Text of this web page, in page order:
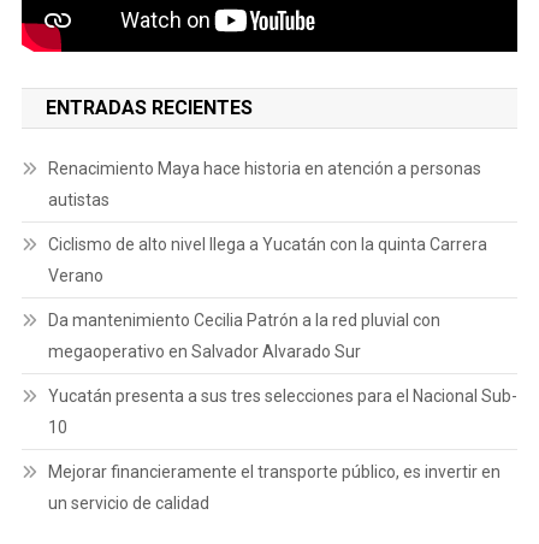
ENTRADAS RECIENTES
Renacimiento Maya hace historia en atención a personas
autistas
Ciclismo de alto nivel llega a Yucatán con la quinta Carrera
Verano
Da mantenimiento Cecilia Patrón a la red pluvial con
megaoperativo en Salvador Alvarado Sur
Yucatán presenta a sus tres selecciones para el Nacional Sub-
10
Mejorar financieramente el transporte público, es invertir en
un servicio de calidad